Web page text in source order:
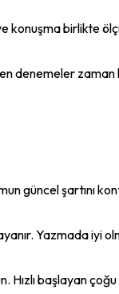
konuşma birlikte
denemeler zaman
güncel şartını
Yazmada iyi
Hızlı başlayan